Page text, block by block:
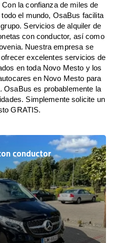
la confianza de miles de
el mundo, OsaBus facilita
Servicios de alquiler de
con conductor, así como
Nuestra empresa se
excelentes servicios de
en toda Novo Mesto y los
en Novo Mesto para
OsaBus es probablemente la
Simplemente solicite un
GRATIS.
conductor